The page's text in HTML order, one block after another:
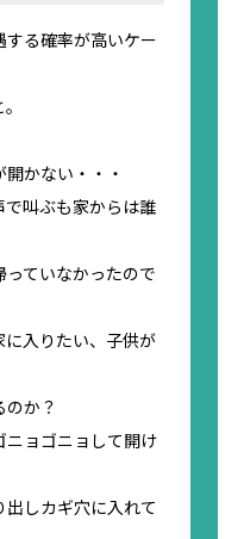
る確率が高いケー
かない・・・
叫ぶも家からは誰
ていなかったので
に入りたい、子供が
か？
ニョゴニョして開け
しカギ穴に入れて